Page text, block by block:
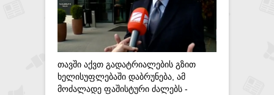
ᲗᲐᲕᲨᲘ ᲐᲥᲕᲗ ᲒᲐᲓᲐᲢᲠᲘᲐᲚᲔᲑᲘᲡ ᲒᲖᲘᲗ
ᲮᲔᲚᲘᲡᲣᲤᲚᲔᲑᲐᲨᲘ ᲓᲐᲑᲠᲣᲜᲔᲑᲐ, ᲐᲛ
ᲛᲝᲫᲐᲚᲐᲓᲔ ᲤᲐᲨᲘᲡᲢᲣᲠᲘ ᲫᲐᲚᲔᲑᲡ -